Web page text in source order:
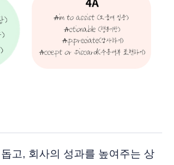
고, 회사의 성과를 높여주는 상